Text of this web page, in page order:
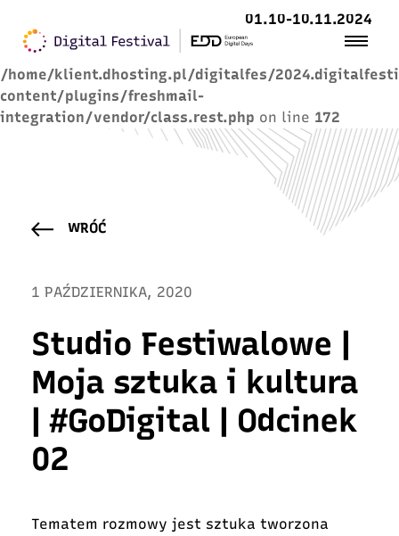
Warning : Trying to access array offset on value of
type null in
/home/klient.dhosting.pl/digitalfes/
content/plugins/freshmail-
integration/vendor/class.rest.php on line 172
01.10-10.11.2024
WRÓĆ
1 PAŹDZIERNIKA, 2020
Studio Festiwalowe |
Moja sztuka i kultura
| #GoDigital | Odcinek
02
Tematem rozmowy jest sztuka tworzona